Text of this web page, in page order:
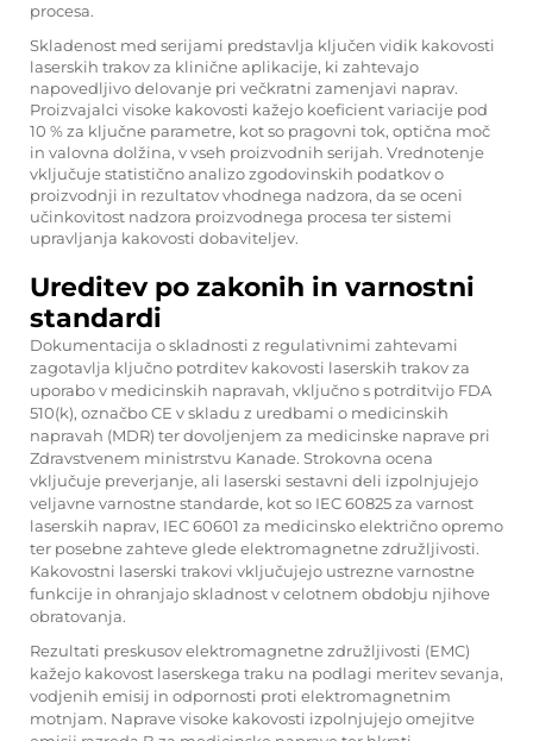
procesa.
Skladenost med serijami predstavlja ključen vidik kakovosti
laserskih trakov za klinične aplikacije, ki zahtevajo
napovedljivo delovanje pri večkratni zamenjavi naprav.
Proizvajalci visoke kakovosti kažejo koeficient variacije pod
10 % za ključne parametre, kot so pragovni tok, optična moč
in valovna dolžina, v vseh proizvodnih serijah. Vrednotenje
vključuje statistično analizo zgodovinskih podatkov o
proizvodnji in rezultatov vhodnega nadzora, da se oceni
učinkovitost nadzora proizvodnega procesa ter sistemi
upravljanja kakovosti dobaviteljev.
Ureditev po zakonih in varnostni
standardi
Dokumentacija o skladnosti z regulativnimi zahtevami
zagotavlja ključno potrditev kakovosti laserskih trakov za
uporabo v medicinskih napravah, vključno s potrditvijo FDA
510(k), označbo CE v skladu z uredbami o medicinskih
napravah (MDR) ter dovoljenjem za medicinske naprave pri
Zdravstvenem ministrstvu Kanade. Strokovna ocena
vključuje preverjanje, ali laserski sestavni deli izpolnjujejo
veljavne varnostne standarde, kot so IEC 60825 za varnost
laserskih naprav, IEC 60601 za medicinsko električno opremo
ter posebne zahteve glede elektromagnetne združljivosti.
Kakovostni laserski trakovi vključujejo ustrezne varnostne
funkcije in ohranjajo skladnost v celotnem obdobju njihove
obratovanja.
Rezultati preskusov elektromagnetne združljivosti (EMC)
kažejo kakovost laserskega traku na podlagi meritev sevanja,
vodjenih emisij in odpornosti proti elektromagnetnim
motnjam. Naprave visoke kakovosti izpolnjujejo omejitve